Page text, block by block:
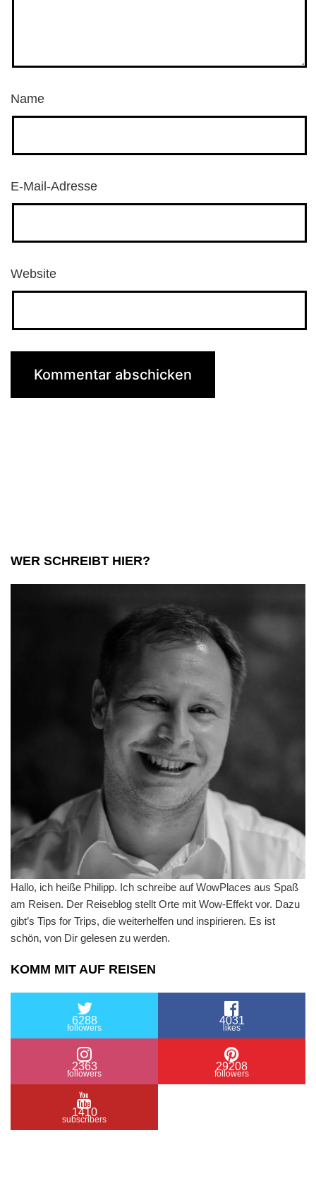
Name
E-Mail-Adresse
Website
WER SCHREIBT HIER?
Hallo, ich heiße Philipp. Ich schreibe auf WowPlaces aus Spaß
am Reisen. Der Reiseblog stellt Orte mit Wow-Effekt vor. Dazu
gibt’s Tips for Trips, die weiterhelfen und inspirieren. Es ist
schön, von Dir gelesen zu werden.
KOMM MIT AUF REISEN
6288
followers
4031
likes
2363
followers
29208
followers
1410
subscribers